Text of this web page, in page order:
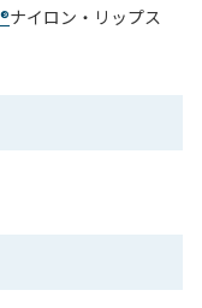
ナイロン・リップス